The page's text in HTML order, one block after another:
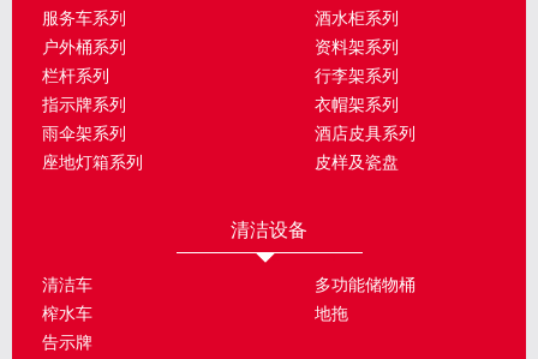
服务车系列
酒水柜系列
户外桶系列
资料架系列
栏杆系列
行李架系列
指示牌系列
衣帽架系列
雨伞架系列
酒店皮具系列
座地灯箱系列
皮样及瓷盘
清洁设备
清洁车
多功能储物桶
榨水车
地拖
告示牌